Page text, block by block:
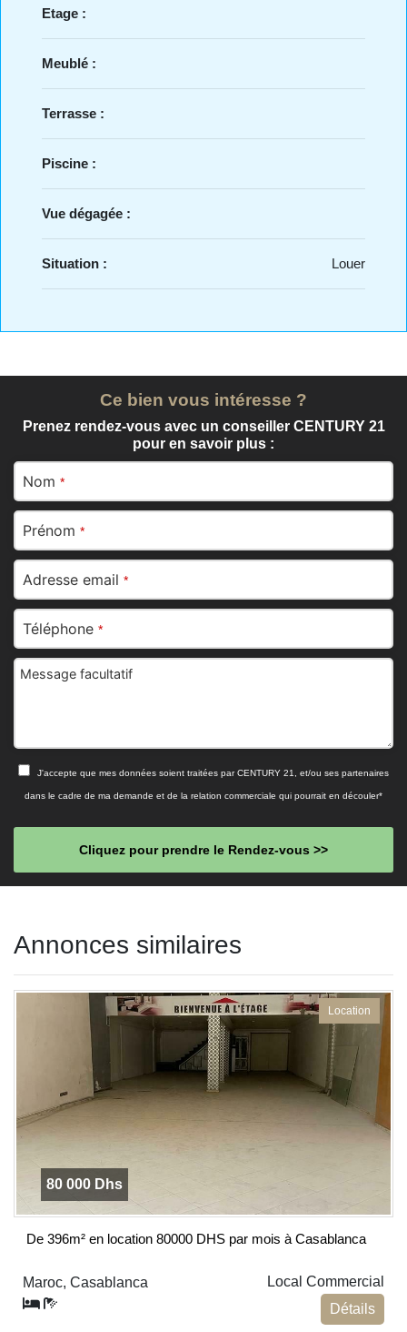
Etage :
Meublé :
Terrasse :
Piscine :
Vue dégagée :
Situation : Louer
Ce bien vous intéresse ?
Prenez rendez-vous avec un conseiller CENTURY 21
pour en savoir plus :
Nom *
Prénom *
Adresse email *
Téléphone *
Message facultatif
J'accepte que mes données soient traitées par CENTURY 21, et/ou ses partenaires
dans le cadre de ma demande et de la relation commerciale qui pourrait en découler*
Cliquez pour prendre le Rendez-vous >>
should
Annonces similaires
Location
80 000 Dhs
De 396m² en location 80000 DHS par mois à Casablanca
Maroc, Casablanca
Local Commercial
Détails